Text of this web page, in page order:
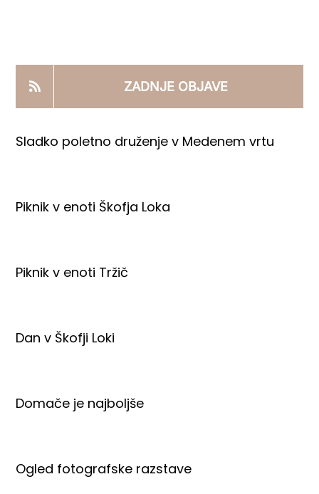
PRODAJNI IZDELKI
AKTUALNO
ZADNJE OBJAVE
Sladko poletno druženje v Medenem vrtu
Piknik v enoti Škofja Loka
Piknik v enoti Tržič
Dan v Škofji Loki
Domače je najboljše
Ogled fotografske razstave